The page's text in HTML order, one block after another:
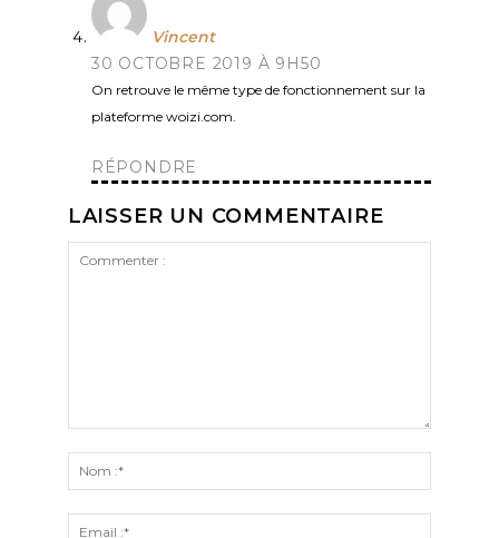
Vincent
30 OCTOBRE 2019 À 9H50
On retrouve le même type de fonctionnement sur la
plateforme woizi.com.
RÉPONDRE
LAISSER UN COMMENTAIRE